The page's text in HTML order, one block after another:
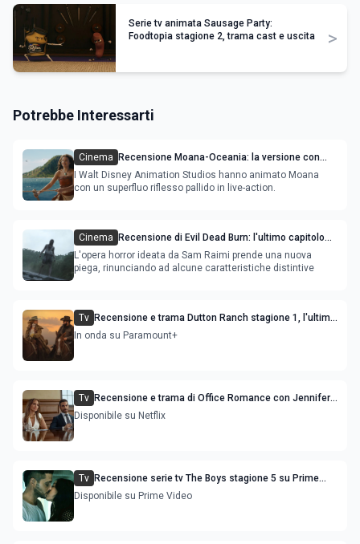
Serie tv animata Sausage Party:
Foodtopia stagione 2, trama cast e uscita
>
Potrebbe Interessarti
Cinema
Recensione Moana-Oceania: la versione con
attori ripercorre il successo del film
I Walt Disney Animation Studios hanno animato Moana
con un superfluo riflesso pallido in live-action.
Cinema
Recensione di Evil Dead Burn: l'ultimo capitolo
della saga gioca con il fuoco e si brucia
L'opera horror ideata da Sam Raimi prende una nuova
piega, rinunciando ad alcune caratteristiche distintive
Tv Recensione e trama Dutton Ranch stagione 1, l'ultimo
episodio in onda venerdì 3 luglio
In onda su Paramount+
Tv Recensione e trama di Office Romance con Jennifer
Lopez
Disponibile su Netflix
Tv Recensione serie tv The Boys stagione 5 su Prime
Video
Disponibile su Prime Video